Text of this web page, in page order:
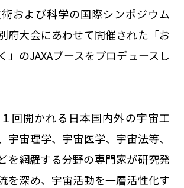
および科学の国際シンポジウム
別府大会にあわせて開催された「お
」のJAXAブースをプロデュースし
回開かれる日本国内外の宇宙工
宇宙理学、宇宙医学、宇宙法等、
を網羅する分野の専門家が研究発
を深め、宇宙活動を一層活性化す